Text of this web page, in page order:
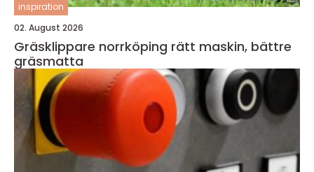
inspiration
02. August 2026
Gräsklippare norrköping rätt maskin, bättre
gräsmatta